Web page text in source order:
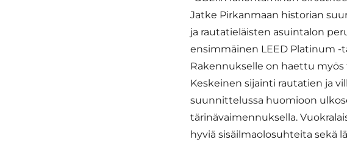
Jatke Pirkanmaan historian
ja rautatieläisten asuintalon
ensimmäinen LEED Platinum
Rakennukselle on haettu
Keskeinen sijainti rautatien ja
suunnittelussa huomioon
tärinävaimennuksella.
hyviä sisäilmaolosuhteita sekä